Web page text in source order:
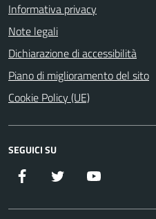
Informativa privacy
Note legali
Dichiarazione di accessibilità
Piano di miglioramento del sito
Cookie Policy (UE)
SEGUICI SU
Facebook Twitter